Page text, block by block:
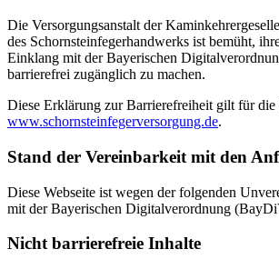
Die Versorgungsanstalt der
des Schornsteinfegerhandwerks ist bemüht,
Einklang mit der Bayerischen
barrierefrei zugänglich zu machen.
Diese Erklärung zur Barrierefreiheit gilt für die
www.schornsteinfegerversorgung.de.
Stand der Vereinbarkeit mit den
Diese Webseite ist wegen der folgenden
mit der Bayerischen Digitalverordnung
Nicht barrierefreie Inhalte